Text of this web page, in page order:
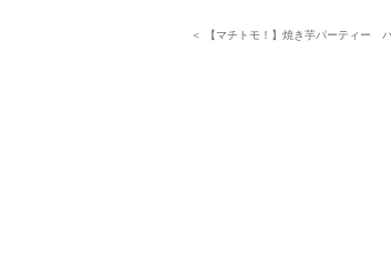
＜ 【マチトモ！】焼き芋パーティー